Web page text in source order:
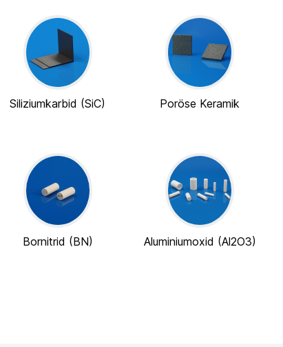
Siliziumkarbid (SiC) Poröse Keramik
Bornitrid (BN) Aluminiumoxid (Al2O3)